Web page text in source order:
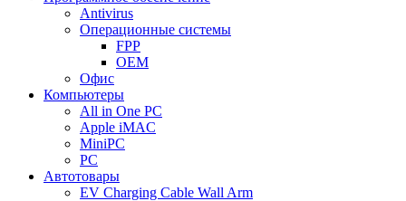
Antivirus
Операционные системы
FPP
OEM
Офис
Компьютеры
All in One PC
Apple iMAC
MiniPC
PC
Автотовары
EV Charging Cable Wall Arm